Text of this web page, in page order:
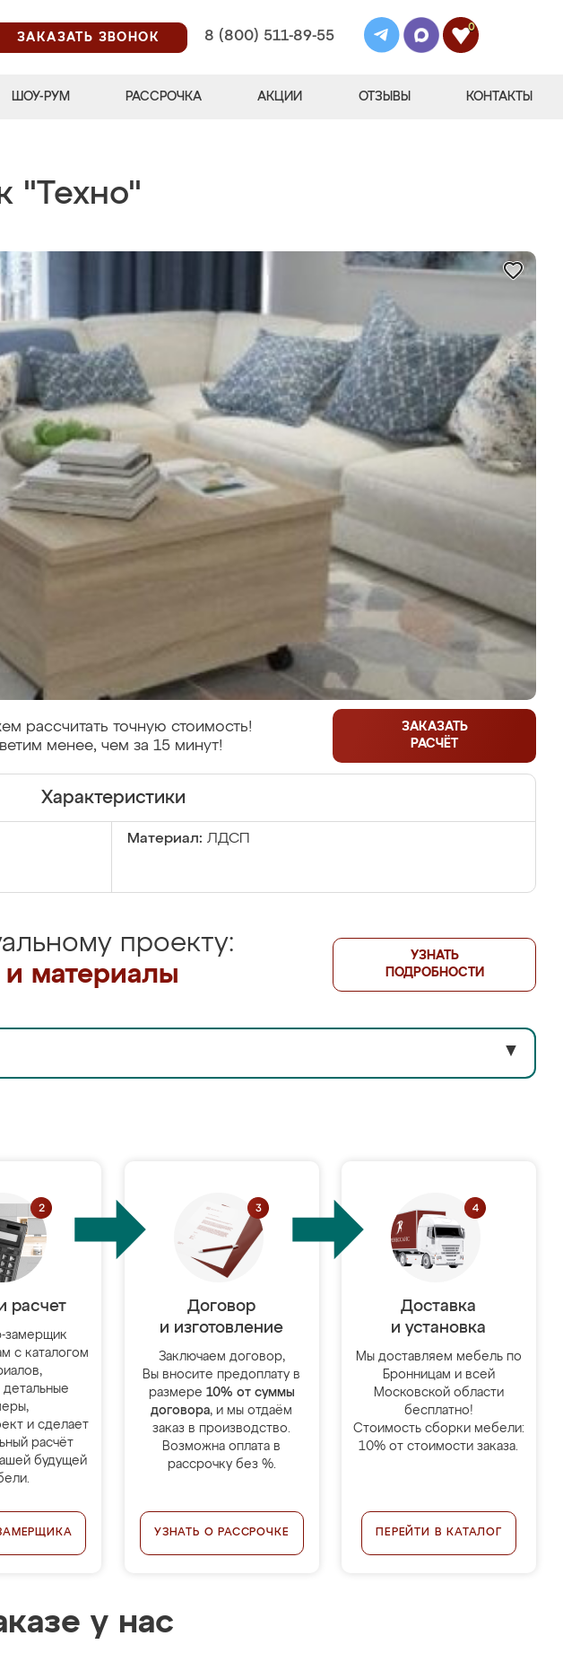
ЗАКАЗАТЬ ЗВОНОК
8 (800) 511-89-55
0
ШОУ-РУМ РАССРОЧКА АКЦИИ ОТЗЫВЫ КОНТАКТЫ
"Техно"
рассчитать точную стоимость!
менее, чем за 15 минут!
ЗАКАЗАТЬ
РАСЧЁТ
Характеристики
Материал: ЛДСП
проекту:
материалы
УЗНАТЬ
ПОДРОБНОСТИ
▼
расчет
замерщик
с каталогом
и сделает
расчёт
будущей
Договор
и изготовление
Заключаем договор,
Вы вносите предоплату в
размере 10% от суммы
договора, и мы отдаём
заказ в производство.
Возможна оплата в
рассрочку без %.
УЗНАТЬ О РАССРОЧКЕ
Доставка
и установка
Мы доставляем мебель по
Бронницам и всей
Московской области
бесплатно!
Стоимость сборки мебели:
10% от стоимости заказа.
ПЕРЕЙТИ В КАТАЛОГ
у нас